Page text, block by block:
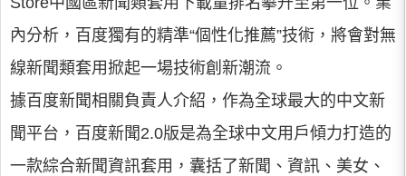
內分析，百度獨有的精準“個性化推薦”技術，將會對無
線新聞類套用掀起一場技術創新潮流。
據百度新聞相關負責人介紹，作為全球最大的中文新
聞平台，百度新聞2.0版是為全球中文用戶傾力打造的
一款綜合新聞資訊套用，囊括了新聞、資訊、美女、